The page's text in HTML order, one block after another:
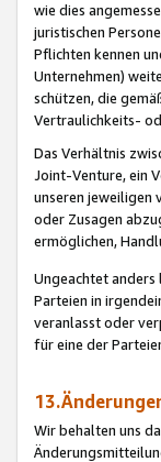
wie dies
juristischen
Pflichten kennen
Unternehmen)
schützen, die
Vertraulichkeits-
Das Verhältnis
Joint-Venture, ein
unseren jeweiligen
oder Zusagen
ermöglichen,
Ungeachtet anders
Parteien in
veranlasst oder
für eine der
Wir behalten uns